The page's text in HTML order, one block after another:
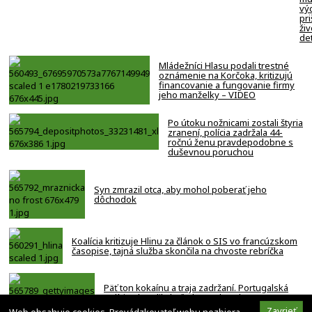
Mládežníci Hlasu podali trestné
oznámenie na Korčoka, kritizujú
financovanie a fungovanie firmy
jeho manželky – VIDEO
Po útoku nožnicami zostali štyria
zranení, polícia zadržala 44-
ročnú ženu pravdepodobne s
duševnou poruchou
Syn zmrazil otca, aby mohol poberať jeho
dôchodok
Koalícia kritizuje Hlinu za článok o SIS vo francúzskom
časopise, tajná služba skončila na chvoste rebríčka
Päť ton kokaínu a traja zadržaní. Portugalská
polícia obsadila loď s kontrabandom na
otvorenom mori